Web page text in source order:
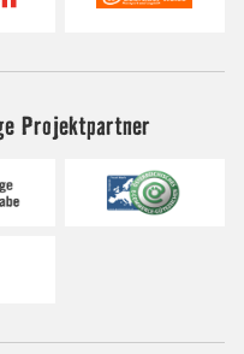
Projektpartner